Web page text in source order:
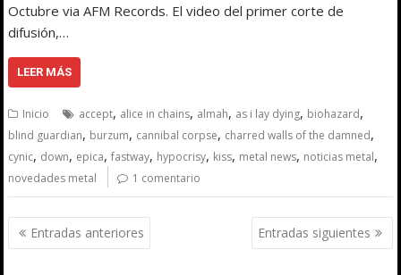
Octubre via AFM Records. El video del primer corte de
difusión,…
LEER MÁS
Inicio accept, alice in chains, almah, as i lay dying, biohazard,
blind guardian, burzum, cannibal corpse, charred walls of the damned,
cynic, down, epica,fastway, hypocrisy, kiss, metal news, noticias metal,
novedades metal 1 comentario
Navegación
de
Entradas anteriores Entradas siguientes